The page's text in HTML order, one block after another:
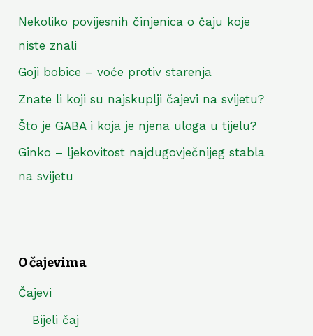
Nekoliko povijesnih činjenica o čaju koje
niste znali
Goji bobice – voće protiv starenja
Znate li koji su najskuplji čajevi na svijetu?
Što je GABA i koja je njena uloga u tijelu?
Ginko – ljekovitost najdugovječnijeg stabla
na svijetu
O čajevima
Čajevi
Bijeli čaj